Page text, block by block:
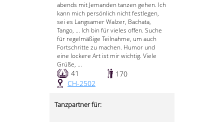
abends mit Jemanden tanzen gehen. Ich
kann mich persönlich nicht festlegen,
sei es Langsamer Walzer, Bachata,
Tango, ... Ich bin für vieles offen. Suche
für regelmäßige Teilnahme, um auch
Fortschritte zu machen. Humor und
eine lockere Art ist mir wichtig. Viele
Grüße, ...
41
170
CH-2502
Tanzpartner für: